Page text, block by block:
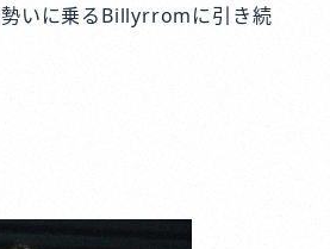
いに乗るBillyrromに引き続